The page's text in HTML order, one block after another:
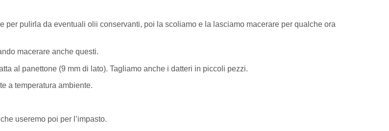
per pulirla da eventuali olii conservanti, poi la scoliamo e la lasciamo macerare per qualche ora
macerare anche questi.
al panettone (9 mm di lato). Tagliamo anche i datteri in piccoli pezzi.
a temperatura ambiente.
useremo poi per l’impasto.